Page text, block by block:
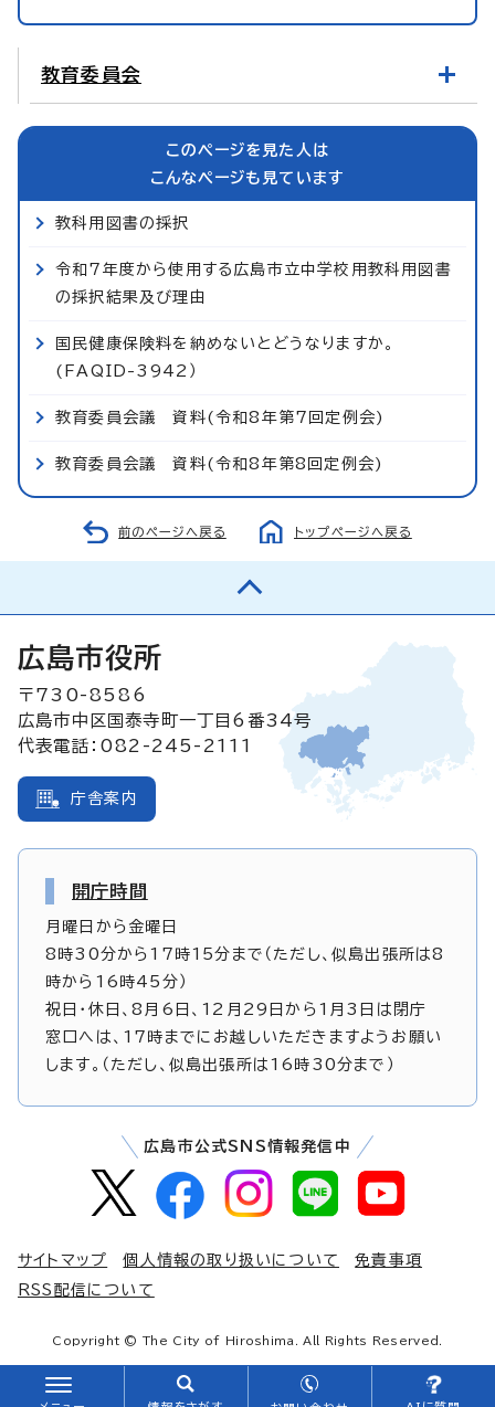
教育委員会
このページを見た人は
こんなページも見ています
教科用図書の採択
令和7年度から使用する広島市立中学校用教科用図書
の採択結果及び理由
国民健康保険料を納めないとどうなりますか。
(FAQID-3942）
教育委員会議 資料(令和8年第7回定例会)
教育委員会議 資料(令和8年第8回定例会)
前のページへ戻る トップページへ戻る
広島市役所
〒730-8586
広島市中区国泰寺町一丁目6番34号
代表電話：082-245-2111
庁舎案内
開庁時間
月曜日から金曜日
8時30分から17時15分まで（ただし、似島出張所は8
時から16時45分）
祝日・休日、8月6日、12月29日から1月3日は閉庁
窓口へは、17時までにお越しいただきますようお願い
します。（ただし、似島出張所は16時30分まで）
広島市公式SNS情報発信中
サイトマップ 個人情報の取り扱いについて
免責事項
RSS配信について
Copyright © The City of Hiroshima. All Rights Reserved.